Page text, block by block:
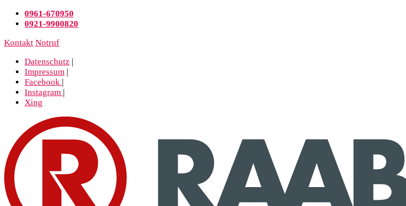
0961-670950
0921-9900820
Kontakt Notruf
Datenschutz |
Impressum |
Facebook |
Instagram |
Xing